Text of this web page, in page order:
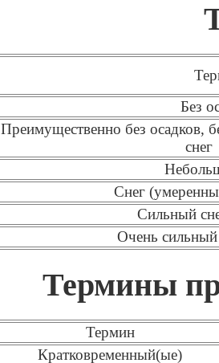
Без
Преимущественно без осадков,
снег
Снег
Сильный
Очень сильный
Термины
Термин
Кратковременный(ые)